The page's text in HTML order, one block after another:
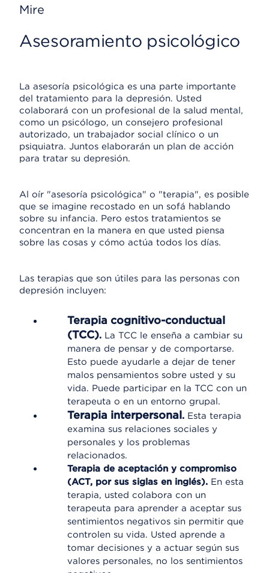
Mire
Asesoramiento psicológico
La asesoría psicológica es una parte importante
del tratamiento para la depresión. Usted
colaborará con un profesional de la salud mental,
como un psicólogo, un consejero profesional
autorizado, un trabajador social clínico o un
psiquiatra. Juntos elaborarán un plan de acción
para tratar su depresión.
Al oír "asesoría psicológica" o "terapia", es posible
que se imagine recostado en un sofá hablando
sobre su infancia. Pero estos tratamientos se
concentran en la manera en que usted piensa
sobre las cosas y cómo actúa todos los días.
Las terapias que son útiles para las personas con
depresión incluyen:
Terapia cognitivo-conductual
(TCC). La TCC le enseña a cambiar su
manera de pensar y de comportarse.
Esto puede ayudarle a dejar de tener
malos pensamientos sobre usted y su
vida. Puede participar en la TCC con un
terapeuta o en un entorno grupal.
Terapia interpersonal. Esta terapia
examina sus relaciones sociales y
personales y los problemas
relacionados.
Terapia de aceptación y compromiso
(ACT, por sus siglas en inglés). En esta
terapia, usted colabora con un
terapeuta para aprender a aceptar sus
sentimientos negativos sin permitir que
controlen su vida. Usted aprende a
tomar decisiones y a actuar según sus
valores personales, no los sentimientos